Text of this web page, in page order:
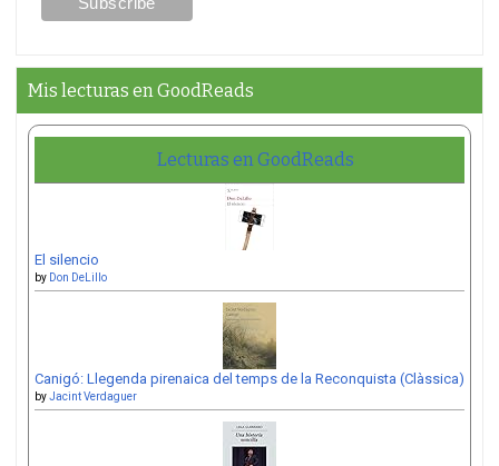
Mis lecturas en GoodReads
Lecturas en GoodReads
El silencio
by Don DeLillo
Canigó: Llegenda pirenaica del temps de la Reconquista (Clàssica)
byJacint Verdaguer